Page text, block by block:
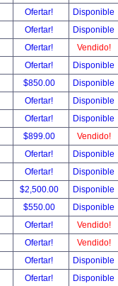
Ofertar!
Disponible
Ofertar!
Disponible
Ofertar!
Vendido!
Ofertar!
Disponible
$850.00
Disponible
Ofertar!
Disponible
Ofertar!
Disponible
$899.00
Vendido!
Ofertar!
Disponible
Ofertar!
Disponible
$2,500.00
Disponible
$550.00
Disponible
Ofertar!
Vendido!
Ofertar!
Vendido!
Ofertar!
Disponible
Ofertar! Disponible